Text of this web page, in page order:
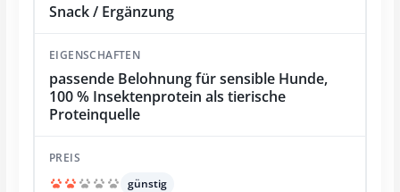
Snack / Ergänzung
passende Belohnung für sensible Hunde,
100 % Insektenprotein als tierische
Proteinquelle
günstig